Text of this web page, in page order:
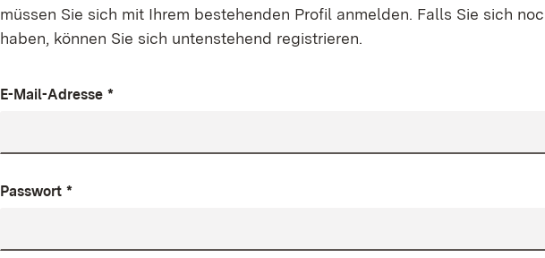
müssen Sie sich mit Ihrem bestehenden Profil anmelden. Falls Sie sich
haben, können Sie sich untenstehend registrieren.
E-Mail-Adresse *
Passwort *